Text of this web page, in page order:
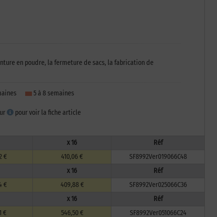
en poudre, la fermeture de sacs, la fabrication de
5 à 8 semaines
pour voir la fiche article
x 16
Réf
€
410,06 €
SF8992Ver019066C48
x 16
Réf
€
409,88 €
SF8992Ver025066C36
x 16
Réf
€
546,50 € SF8992Ver051066C24